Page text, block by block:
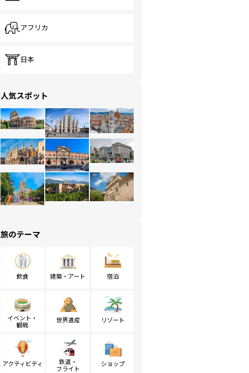
アフリカ
日本
人気スポット
旅のテーマ
飲食 建築・アート 宿泊
イベント・
観戦
世界遺産 リゾート
アクティビティ
鉄道・
フライト
ショップ